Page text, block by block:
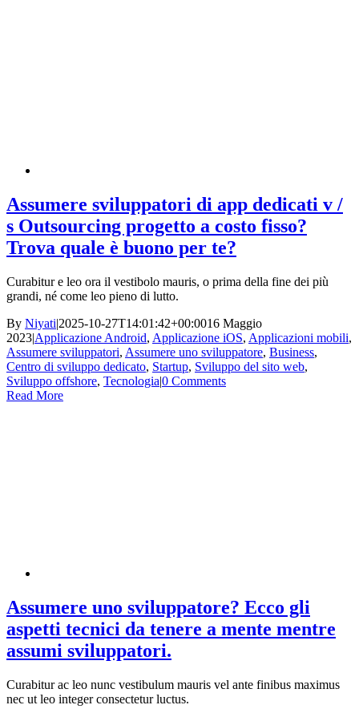
Assumere sviluppatori di app dedicati v /
s Outsourcing progetto a costo fisso?
Trova quale è buono per te?
Curabitur e leo ora il vestibolo mauris, o prima della fine dei più
grandi, né come leo pieno di lutto.
By Niyati|2025-10-27T14:01:42+00:0016 Maggio
2023|Applicazione Android, Applicazione iOS, Applicazioni mobili,
Assumere sviluppatori, Assumere uno sviluppatore, Business,
Centro di sviluppo dedicato, Startup, Sviluppo del sito web,
Sviluppo offshore, Tecnologia|0 Comments
Read More
Assumere uno sviluppatore? Ecco gli
aspetti tecnici da tenere a mente mentre
assumi sviluppatori.
Curabitur ac leo nunc vestibulum mauris vel ante finibus maximus
nec ut leo integer consectetur luctus.